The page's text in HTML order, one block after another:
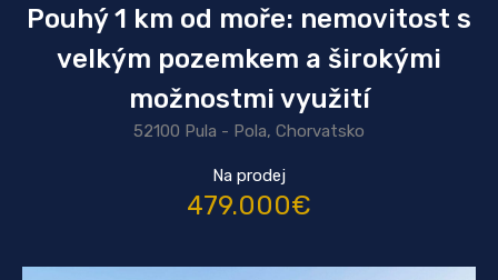
Pouhý 1 km od moře: nemovitost s
velkým pozemkem a širokými
možnostmi využití
52100 Pula - Pola, Chorvatsko
Na prodej
479.000€